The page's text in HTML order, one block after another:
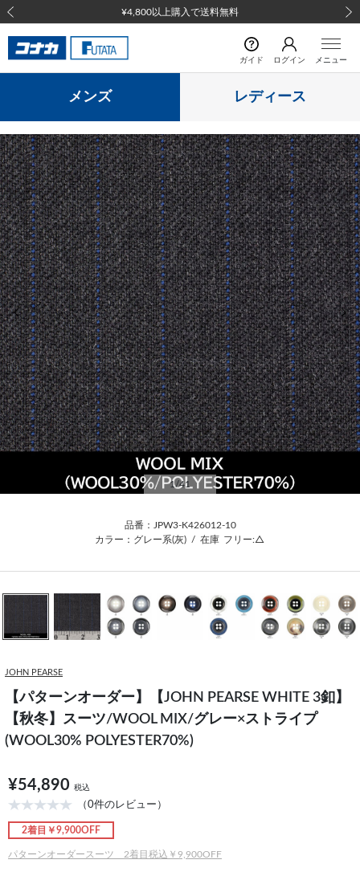
¥4,800以上購入で送料無料
前の画像
ガイド ログイン メニュー
メンズ レディース
前の画像 次
1/41
品番：JPW3-K426012-10
カラー：グレー系(灰) / 在庫 フリー:△
JOHN PEARSE
【パターンオーダー】【JOHN PEARSE WHITE 3釦】
【秋冬】スーツ/WOOL MIX/グレー×ストライプ
(WOOL30% POLYESTER70%)
¥54,890 税込
（0件のレビュー）
2着目￥9,900OFF
パターンオーダースーツ 2着目税込￥9,900OFF